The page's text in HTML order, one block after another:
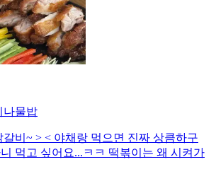
나물밥
비~ > < 야채랑 먹으면 진짜 상큼하구
먹고 싶어요...ㅋㅋ 떡볶이는 왜 시켜가